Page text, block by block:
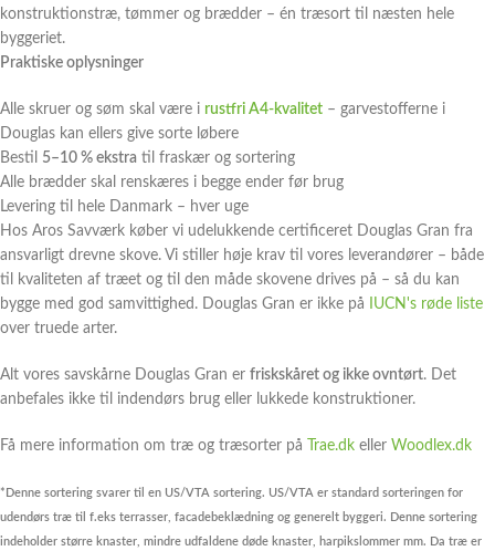
konstruktionstræ, tømmer og brædder – én træsort til næsten hele
byggeriet.
Praktiske oplysninger
Alle skruer og søm skal være i rustfri A4-kvalitet – garvestofferne i
Douglas kan ellers give sorte løbere
Bestil 5–10 % ekstra til fraskær og sortering
Alle brædder skal renskæres i begge ender før brug
Levering til hele Danmark – hver uge
Hos Aros Savværk køber vi udelukkende certificeret Douglas Gran fra
ansvarligt drevne skove. Vi stiller høje krav til vores leverandører – både
til kvaliteten af træet og til den måde skovene drives på – så du kan
bygge med god samvittighed. Douglas Gran er ikke på
IUCN's røde liste
over truede arter.
Alt vores savskårne Douglas Gran er friskskåret og ikke ovntørt. Det
anbefales ikke til indendørs brug eller lukkede konstruktioner.
Få mere information om træ og træsorter på Trae.dk eller Woodlex.dk
*Denne sortering svarer til en US/VTA sortering. US/VTA er standard sorteringen for
udendørs træ til f.eks terrasser, facadebeklædning og generelt byggeri. Denne sortering
indeholder større knaster, mindre udfaldene døde knaster, harpikslommer mm. Da træ er